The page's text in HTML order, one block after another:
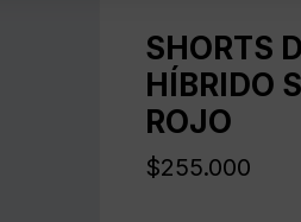
SHORTS
HÍBRIDO
ROJO
$255.000